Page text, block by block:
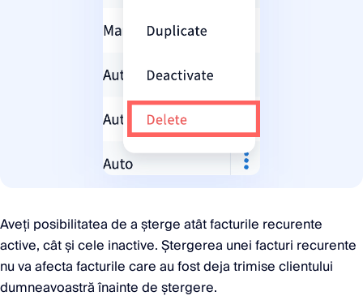
Aveți posibilitatea de a șterge atât facturile recurente
active, cât și cele inactive. Ștergerea unei facturi recurente
nu va afecta facturile care au fost deja trimise clientului
dumneavoastră înainte de ștergere.